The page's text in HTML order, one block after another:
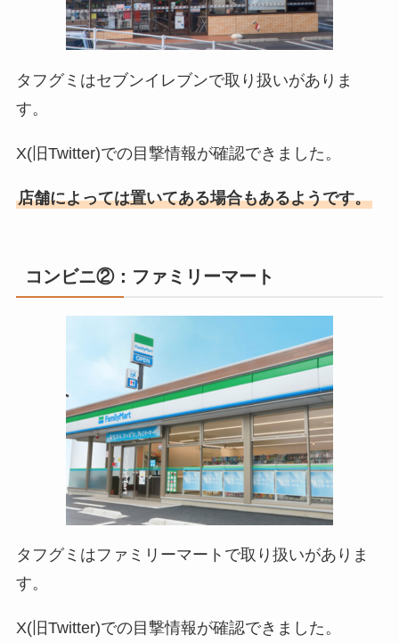
タフグミ はセブンイレブンで取り扱いがありま
す。
X(旧Twitter)での目撃情報が確認できました。
店舗によっては置いてある場合もあるようです。
コンビニ②：ファミリーマート
タフグミ はファミリーマートで取り扱いがありま
す。
X(旧Twitter)での目撃情報が確認できました。